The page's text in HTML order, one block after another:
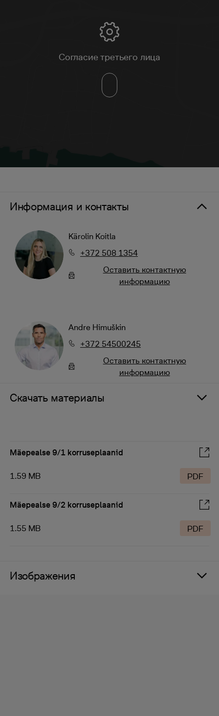
Согласие третьего лица
Информация и контакты
Kärolin Koitla
+372 508 1354
Oставить контактную
информацию
Andre Himuškin
+372 54500245
Oставить контактную
информацию
Скачать материалы
Mäepealse 9/1 korruseplaanid
1.59 MB PDF
Mäepealse 9/2 korruseplaanid
1.55 MB PDF
Изображения